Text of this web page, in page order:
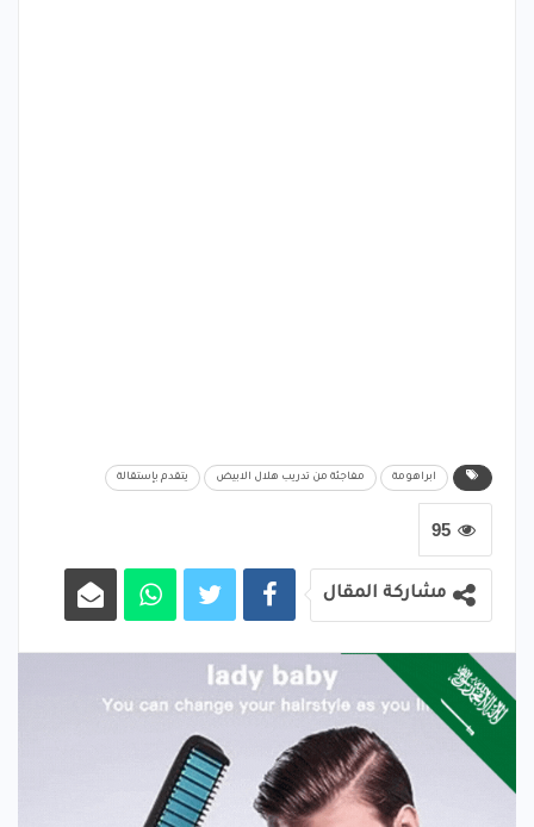
ابراهومة مفاجئة من تدريب هلال الابيض يتقدم بإستقالة
95
مشاركة المقال